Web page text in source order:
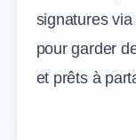
signatures
pour garder
et prêts à